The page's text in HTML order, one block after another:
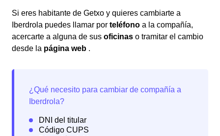
Si eres habitante de Getxo y quieres cambiarte a
Iberdrola puedes llamar por teléfono a la compañía,
acercarte a alguna de sus oficinas o tramitar el cambio
desde la página web .